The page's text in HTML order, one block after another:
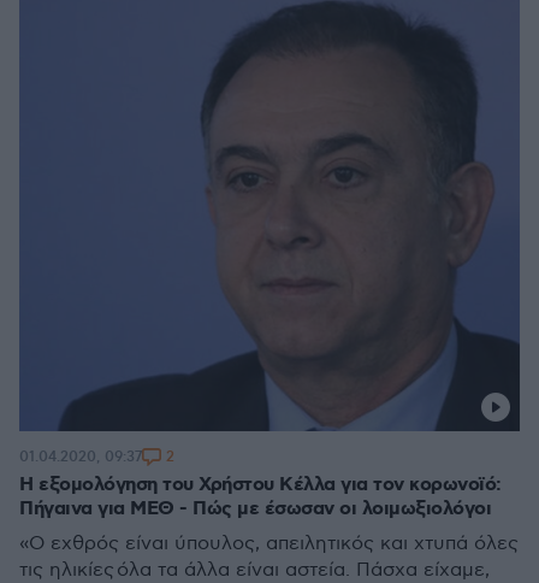
Η εξομολόγηση του Χρήστου Κέλλα για τον κορωνοϊό:
Πήγαινα για ΜΕΘ - Πώς με έσωσαν οι λοιμωξιολόγοι
«Ο εχθρός είναι ύπουλος, απειλητικός και χτυπά όλες
τις ηλικίες όλα τα άλλα είναι αστεία. Πάσχα είχαμε,
01.04.2020, 09:37 2